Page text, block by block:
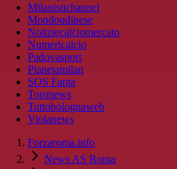
Milanistichannel
Mondoudinese
Notiziecalciomercato
Numericalcio
Padovasport
Pianetamilan
SOS Fanta
Toronews
Tuttobolognaweb
Violanews
Forzaroma.info
News AS Roma